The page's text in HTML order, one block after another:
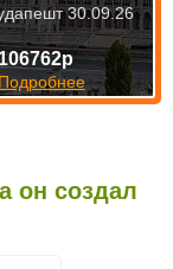
он создал
106762р
Подробнее
30.09.26